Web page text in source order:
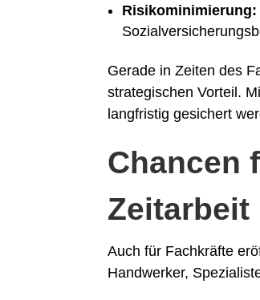
Risikominimierung:
Gerade in Zeiten des
strategischen Vorteil.
langfristig gesichert
Chancen
Zeitarbeit
Auch für Fachkräfte
Handwerker,